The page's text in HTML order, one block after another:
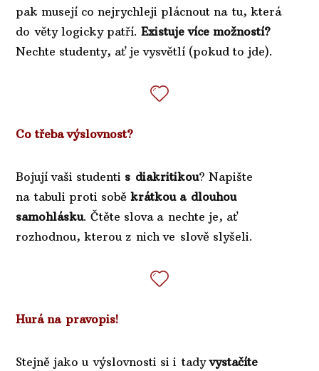
pak musejí co nejrychleji plácnout na tu, která
do věty logicky patří.Existuje více možností?
Nechte studenty, ať je vysvětlí (pokud to jde).
Co třeba výslovnost?
Bojují vaši studenti s diakritikou? Napište
na tabuli proti soběkrátkou a dlouhou
samohlásku. Čtěte slova a nechte je, ať
rozhodnou, kterou z nich ve slově slyšeli.
Hurá na pravopis!
Stejně jako u výslovnosti si i tadyvystačíte